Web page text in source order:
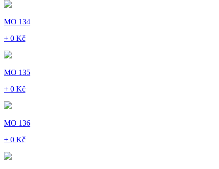
MO 134
+ 0 Kč
MO 135
+ 0 Kč
MO 136
+ 0 Kč